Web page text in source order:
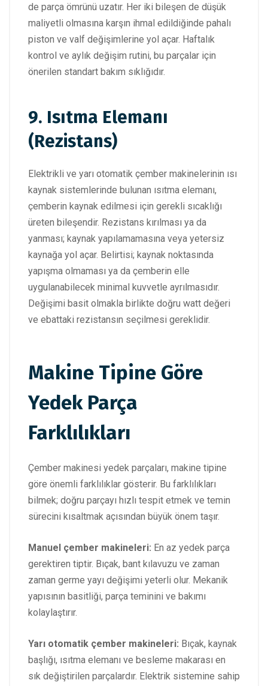
de parça ömrünü uzatır. Her iki bileşen de düşük
maliyetli olmasına karşın ihmal edildiğinde pahalı
piston ve valf değişimlerine yol açar. Haftalık
kontrol ve aylık değişim rutini, bu parçalar için
önerilen standart bakım sıklığıdır.
9. Isıtma Elemanı
(Rezistans)
Elektrikli ve yarı otomatik çember makinelerinin ısı
kaynak sistemlerinde bulunan ısıtma elemanı,
çemberin kaynak edilmesi için gerekli sıcaklığı
üreten bileşendir. Rezistans kırılması ya da
yanması; kaynak yapılamamasına veya yetersiz
kaynağa yol açar. Belirtisi; kaynak noktasında
yapışma olmaması ya da çemberin elle
uygulanabilecek minimal kuvvetle ayrılmasıdır.
Değişimi basit olmakla birlikte doğru watt değeri
ve ebattaki rezistansın seçilmesi gereklidir.
Makine Tipine Göre
Yedek Parça
Farklılıkları
Çember makinesi yedek parçaları, makine tipine
göre önemli farklılıklar gösterir. Bu farklılıkları
bilmek; doğru parçayı hızlı tespit etmek ve temin
sürecini kısaltmak açısından büyük önem taşır.
Manuel çember makineleri: En az yedek parça
gerektiren tiptir. Bıçak, bant kılavuzu ve zaman
zaman germe yayı değişimi yeterli olur. Mekanik
yapısının basitliği, parça teminini ve bakımı
kolaylaştırır.
Yarı otomatik çember makineleri: Bıçak, kaynak
başlığı, ısıtma elemanı ve besleme makarası en
sık değiştirilen parçalardır. Elektrik sistemine sahip